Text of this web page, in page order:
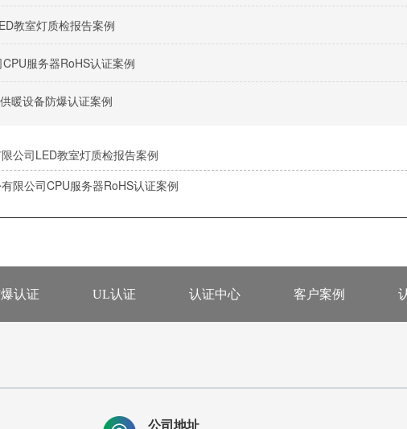
教室灯质检报告案例
服务器RoHS认证案例
暖设备防爆认证案例
公司LED教室灯质检报告案例
限公司CPU服务器RoHS认证案例
认证 UL认证 认证中心 客户案例
公司地址